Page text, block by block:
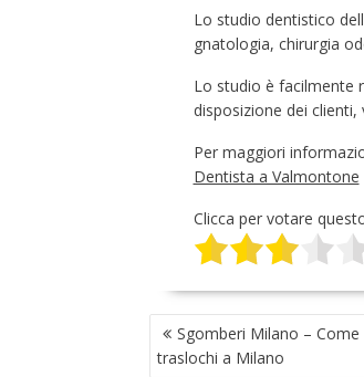
Lo studio dentistico
gnatologia, chirurgia
Lo studio è facilmente
disposizione dei
Per maggiori
Dentista a Valmontone
Clicca per votare
NAVIGAZIONE
ARTICOLI
Sgomberi Milano – Come
traslochi a Milano